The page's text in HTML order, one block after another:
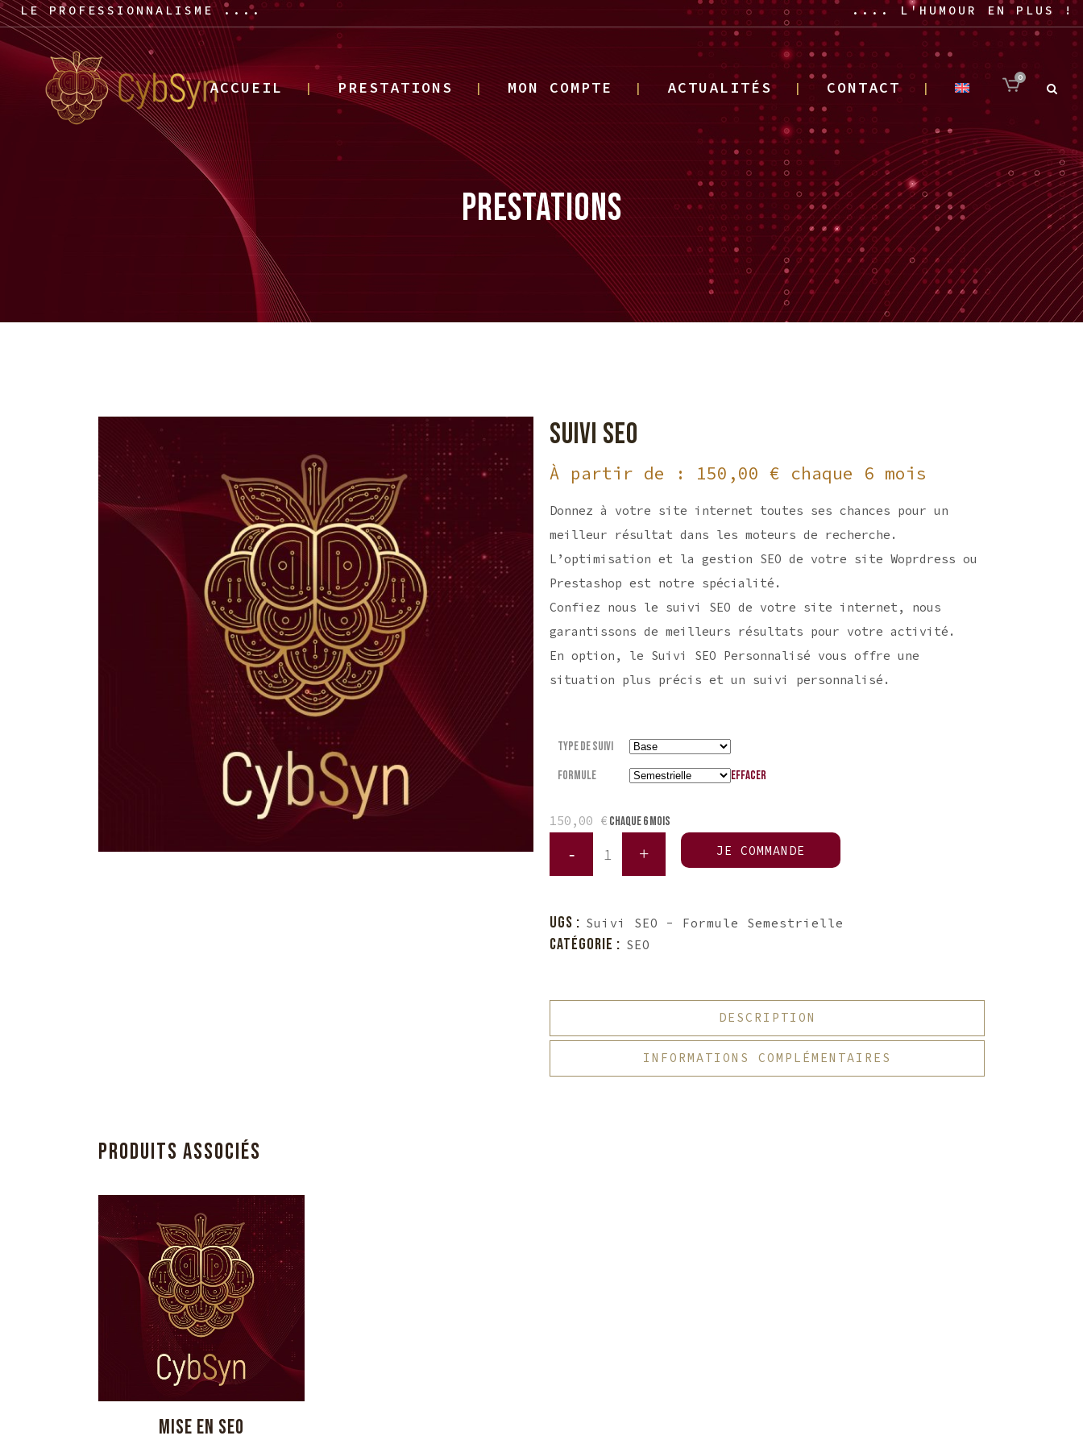
LE PROFESSIONNALISME .... .... L'HUMOUR EN PLUS !
0
ACCUEIL PRESTATIONS MON COMPTE ACTUALITÉS CONTACT
PRESTATIONS
SUIVI SEO
À partir de : 150,00 € chaque 6 mois
Donnez à votre site internet toutes ses chances pour un
meilleur résultat dans les moteurs de recherche.
L’optimisation et la gestion SEO de votre site Woprdress ou
Prestashop est notre spécialité.
Confiez nous le suivi SEO de votre site internet, nous
garantissons de meilleurs résultats pour votre activité.
En option, le Suivi SEO Personnalisé vous offre une
situation plus précis et un suivi personnalisé.
Type de suivi
Formule
Effacer
150,00 € chaque 6 mois
Suivi
JE COMMANDE
UGS : Suivi SEO - Formule Semestrielle
CATÉGORIE : SEO
DESCRIPTION
INFORMATIONS COMPLÉMENTAIRES
PRODUITS ASSOCIÉS
MISE EN SEO